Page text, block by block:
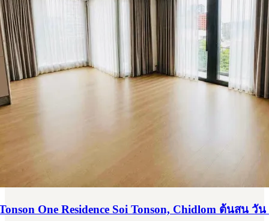
One Residence Soi Tonson, Chidlom ต้นสน วัน